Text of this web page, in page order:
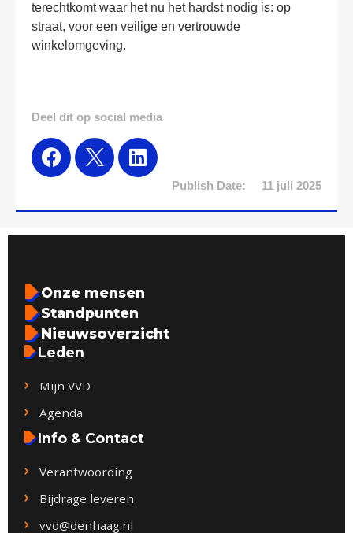
terechtkomt waar het nu het hardst nodig is: op
straat, voor een veilige en vertrouwde
winkelomgeving.
Deel dit op social media
Publish Date: 11 juli 2025
Onze mensen
Standpunten
Nieuwsoverzicht
Leden
Mijn VVD
Agenda
Info & Contact
Verantwoording
Bijdrage leveren
vvd@denhaag.nl